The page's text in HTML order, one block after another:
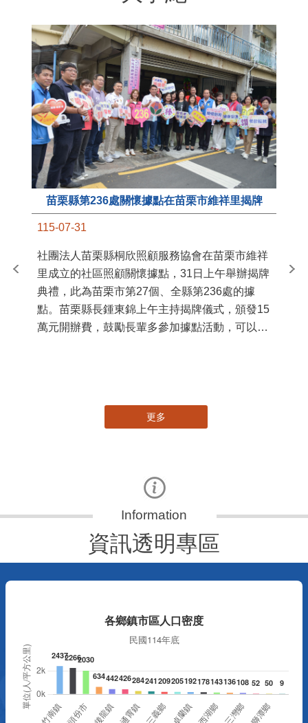
苗栗縣第236處關懷據點在苗栗市維祥里揭牌
115-07-31
社團法人苗栗縣桐欣照顧服務協會在苗栗市維祥
里成立的社區照顧關懷據點，31日上午舉辦揭牌
典禮，此為苗栗市第27個、全縣第236處的據
點。苗栗縣長鍾東錦上午主持揭牌儀式，頒發15
萬元開辦費，鼓勵長輩多參加據點活動，可以更
苗
更多
資訊透明專區